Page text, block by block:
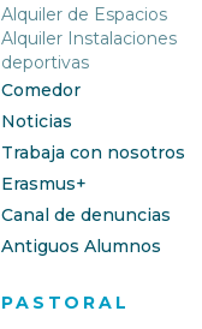
Alquiler de Espacios
Alquiler Instalaciones
deportivas
Comedor
Noticias
Trabaja con nosotros
Erasmus+
Canal de denuncias
Antiguos Alumnos
PASTORAL